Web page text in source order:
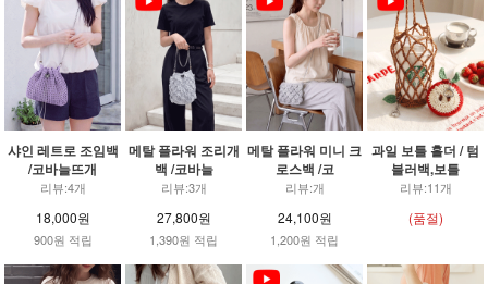
샤인 레트로 조임백
/코바늘뜨개
리뷰:4개
18,000원
900원 적립
메탈 플라워 조리개
백 /코바늘
리뷰:3개
27,800원
1,390원 적립
메탈 플라워 미니 크
로스백 /코
리뷰:개
24,100원
1,200원 적립
과일 보틀 홀더 / 텀
블러백,보틀
리뷰:11개
(품절)